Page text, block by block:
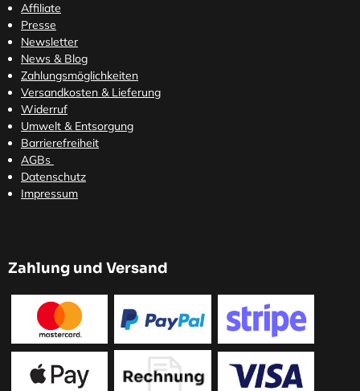
Affiliate
Presse
Newsletter
News & Blog
Zahlungsmöglichkeiten
Versandkosten & Lieferung
Widerruf
Umwelt & Entsorgung
Barrierefreiheit
AGBs
Datenschutz
Impressum
Zahlung und Versand